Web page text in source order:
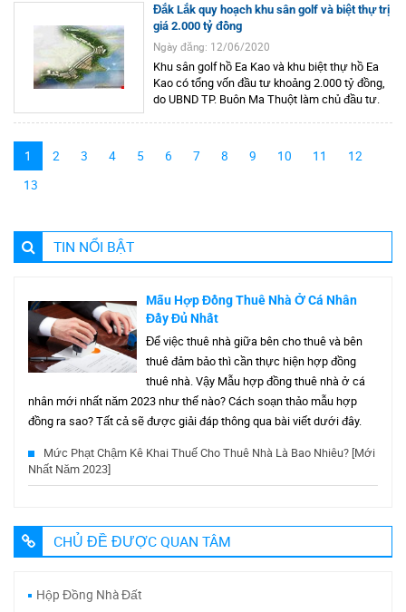
Đắk Lắk quy hoạch khu sân golf và biệt thự trị
giá 2.000 tỷ đồng
Ngày đăng: 12/06/2020
Khu sân golf hồ Ea Kao và khu biệt thự hồ Ea
Kao có tổng vốn đầu tư khoảng 2.000 tỷ đồng,
do UBND TP. Buôn Ma Thuột làm chủ đầu tư.
1 2 3 4 5 6 7 8 9 10 11
12
13
TIN NỔI BẬT
Mẫu Hợp Đồng Thuê Nhà Ở Cá Nhân
Đầy Đủ Nhất
Để việc thuê nhà giữa bên cho thuê và bên
thuê đảm bảo thì cần thực hiện hợp đồng
thuê nhà. Vậy Mẫu hợp đồng thuê nhà ở cá
nhân mới nhất năm 2023 như thế nào? Cách soạn thảo mẫu hợp
đồng ra sao? Tất cả sẽ được giải đáp thông qua bài viết dưới đây.
Mức Phạt Chậm Kê Khai Thuế Cho Thuê Nhà Là Bao Nhiêu? [Mới
Nhất Năm 2023]
CHỦ ĐỀ ĐƯỢC QUAN TÂM
Hộp Đồng Nhà Đất